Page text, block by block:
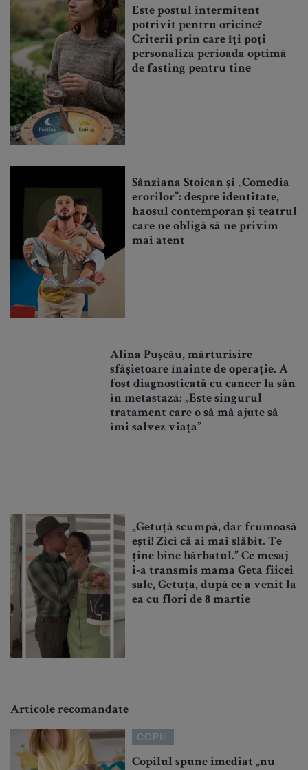
Este postul intermitent
potrivit pentru oricine?
Criterii prin care îți poți
personaliza perioada optimă
de fasting pentru tine
Sânziana Stoican și „Comedia
erorilor”: despre identitate,
haosul contemporan și teatrul
care ne obligă să ne privim
mai atent
Alina Pușcău, mărturisire
sfâșietoare înainte de operație. A
fost diagnosticată cu cancer la sân
în metastază: „Este singurul
tratament care o să mă ajute să
îmi salvez viața”
„Getuță scumpă, dar frumoasă
ești! Zici că ai mai slăbit. Te
ține bine bărbatul.” Ce mesaj
i-a transmis mama Geta fiicei
sale, Getuța, după ce a venit la
ea cu flori de 8 martie
Articole recomandate
COPIL
Copilul spune imediat „nu